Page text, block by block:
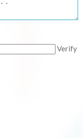
Verify